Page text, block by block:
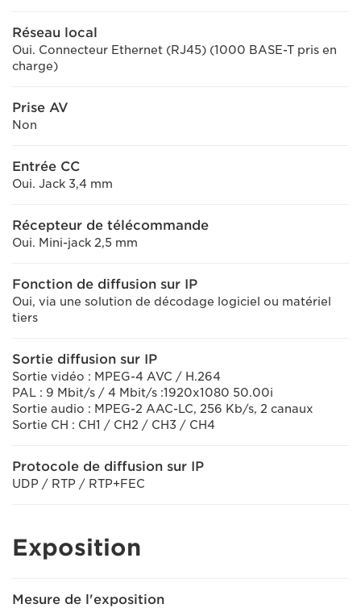
Réseau local
Oui. Connecteur Ethernet (RJ45) (1000 BASE-T pris en
charge)
Prise AV
Non
Entrée CC
Oui. Jack 3,4 mm
Récepteur de télécommande
Oui. Mini-jack 2,5 mm
Fonction de diffusion sur IP
Oui, via une solution de décodage logiciel ou matériel
tiers
Sortie diffusion sur IP
Sortie vidéo : MPEG-4 AVC / H.264
PAL : 9 Mbit/s / 4 Mbit/s :1920x1080 50.00i
Sortie audio : MPEG-2 AAC-LC, 256 Kb/s, 2 canaux
Sortie CH : CH1 / CH2 / CH3 / CH4
Protocole de diffusion sur IP
UDP / RTP / RTP+FEC
Exposition
Mesure de l'exposition